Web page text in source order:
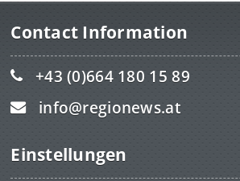
Contact Information
+43 (0)664 180 15 89
info@regionews.at
Einstellungen